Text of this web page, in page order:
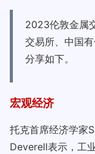
2023伦敦金属
交易所、中国
分享如下。
宏观经济
托克首席经济学家
Deverell表示，工